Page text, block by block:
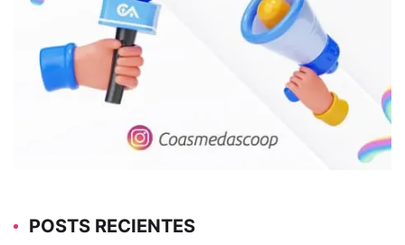
POSTS RECIENTES